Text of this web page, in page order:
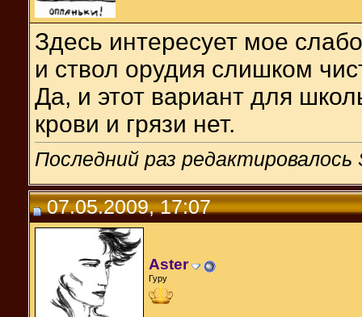
Здесь интересует мое
и ствол орудия слишком
Да, и этот вариант для
крови и грязи нет.
Последний раз
07.05.2009, 17:07
Aster
Гуру